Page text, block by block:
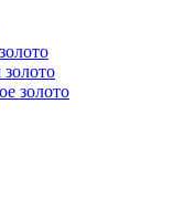
золото